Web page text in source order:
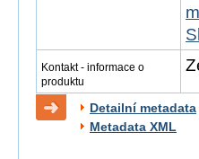
Kontakt - informace o
produktu
Detailní metadata
Metadata XML